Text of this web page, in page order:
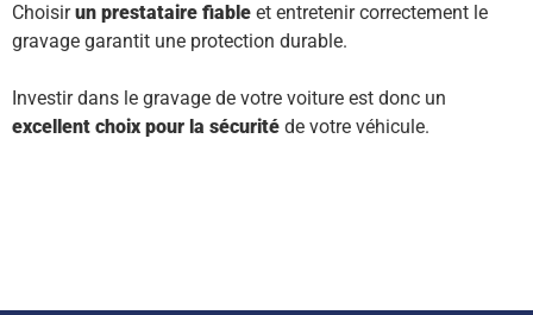
Choisirun prestataire fiable et entretenir correctement le
gravage garantit une protection durable.
Investir dans le gravage de votre voiture est donc un
excellent choix pour la sécurité de votre véhicule.